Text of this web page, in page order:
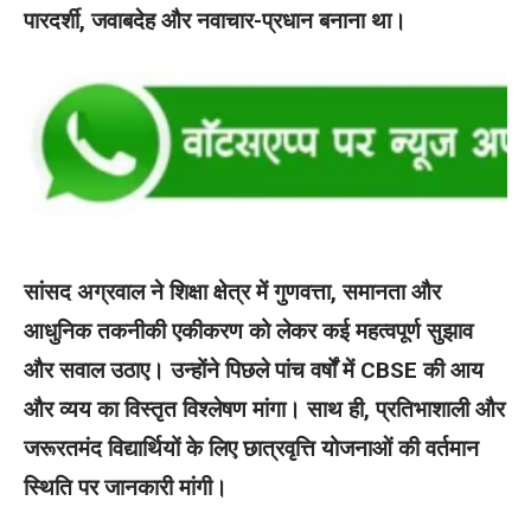
पारदर्शी, जवाबदेह और नवाचार-प्रधान बनाना था।
सांसद अग्रवाल ने शिक्षा क्षेत्र में गुणवत्ता, समानता और
आधुनिक तकनीकी एकीकरण को लेकर कई महत्वपूर्ण सुझाव
और सवाल उठाए। उन्होंने पिछले पांच वर्षों में CBSE की आय
और व्यय का विस्तृत विश्लेषण मांगा। साथ ही, प्रतिभाशाली और
जरूरतमंद विद्यार्थियों के लिए छात्रवृत्ति योजनाओं की वर्तमान
स्थिति पर जानकारी मांगी।